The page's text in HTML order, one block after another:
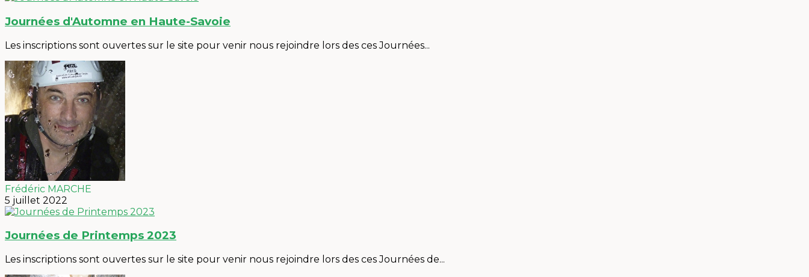
Journées d'Automne en Haute-Savoie
Les inscriptions sont ouvertes sur le site pour venir nous rejoindre lors des ces Journées...
Frédéric MARCHE
5 juillet 2022
Journées de Printemps 2023
Les inscriptions sont ouvertes sur le site pour venir nous rejoindre lors des ces Journées de...